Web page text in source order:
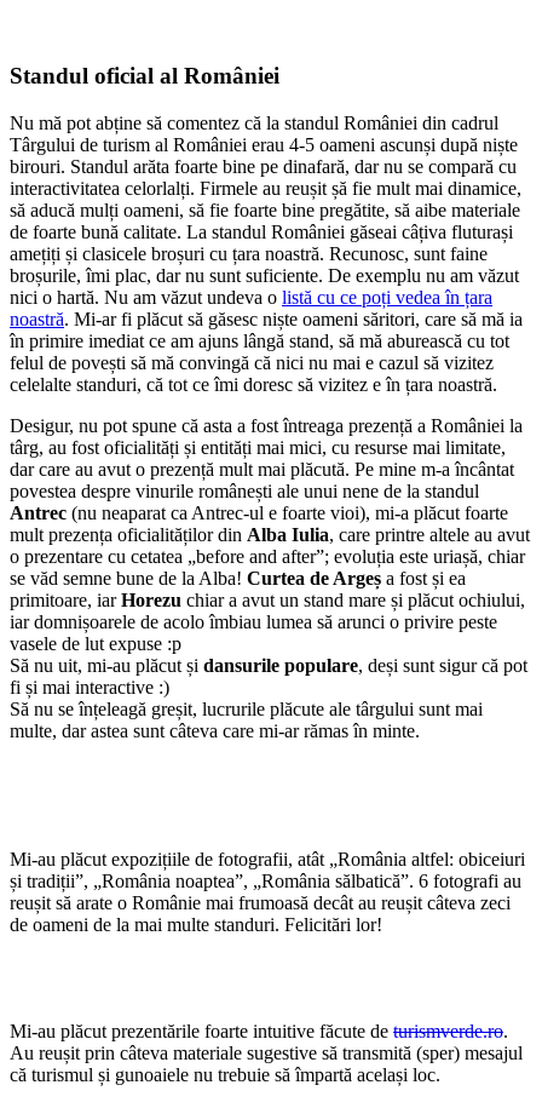
Standul oficial al României
Nu mă pot abține să comentez că la standul României din cadrul
Târgului de turism al României erau 4-5 oameni ascunși după niște
birouri. Standul arăta foarte bine pe dinafară, dar nu se compară cu
interactivitatea celorlalți. Firmele au reușit șă fie mult mai dinamice,
să aducă mulți oameni, să fie foarte bine pregătite, să aibe materiale
de foarte bună calitate. La standul României găseai câțiva fluturași
amețiți și clasicele broșuri cu țara noastră. Recunosc, sunt faine
broșurile, îmi plac, dar nu sunt suficiente. De exemplu nu am văzut
nici o hartă. Nu am văzut undeva o listă cu ce poți vedea în țara
noastră. Mi-ar fi plăcut să găsesc niște oameni săritori, care să mă ia
în primire imediat ce am ajuns lângă stand, să mă aburească cu tot
felul de povești să mă convingă că nici nu mai e cazul să vizitez
celelalte standuri, că tot ce îmi doresc să vizitez e în țara noastră.
Desigur, nu pot spune că asta a fost întreaga prezență a României la
târg, au fost oficialități și entități mai mici, cu resurse mai limitate,
dar care au avut o prezență mult mai plăcută. Pe mine m-a încântat
povestea despre vinurile românești ale unui nene de la standul
Antrec (nu neaparat ca Antrec-ul e foarte vioi), mi-a plăcut foarte
mult prezența oficialităților din Alba Iulia, care printre altele au avut
o prezentare cu cetatea „before and after”; evoluția este uriașă, chiar
se văd semne bune de la Alba! Curtea de Argeș a fost și ea
primitoare, iarHorezu chiar a avut un stand mare și plăcut ochiului,
iar domnișoarele de acolo îmbiau lumea să arunci o privire peste
vasele de lut expuse :p
Să nu uit, mi-au plăcut și dansurile populare, deși sunt sigur că pot
fi și mai interactive :)
Să nu se înțeleagă greșit, lucrurile plăcute ale târgului sunt mai
multe, dar astea sunt câteva care mi-ar rămas în minte.
Mi-au plăcut expozițiile de fotografii, atât „România altfel: obiceiuri
și tradiții”, „România noaptea”, „România sălbatică”. 6 fotografi au
reușit să arate o Românie mai frumoasă decât au reușit câteva zeci
de oameni de la mai multe standuri. Felicitări lor!
Mi-au plăcut prezentările foarte intuitive făcute de turismverde.ro.
Au reușit prin câteva materiale sugestive să transmită (sper) mesajul
că turismul și gunoaiele nu trebuie să împartă același loc.